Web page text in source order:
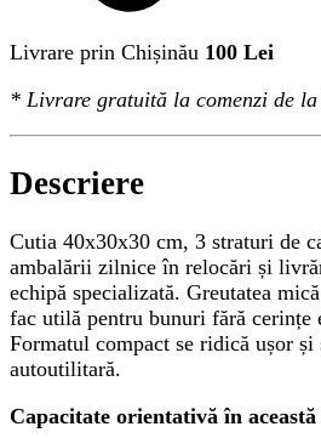
Livrare prin Chișinău 100 Lei
* Livrare gratuită la comenzi de
Descriere
Cutia 40x30x30 cm, 3 straturi de
ambalării zilnice în relocări și
echipă specializată. Greutatea
fac utilă pentru bunuri fără cerințe
Formatul compact se ridică ușor și
autoutilitară.
Capacitate orientativă în